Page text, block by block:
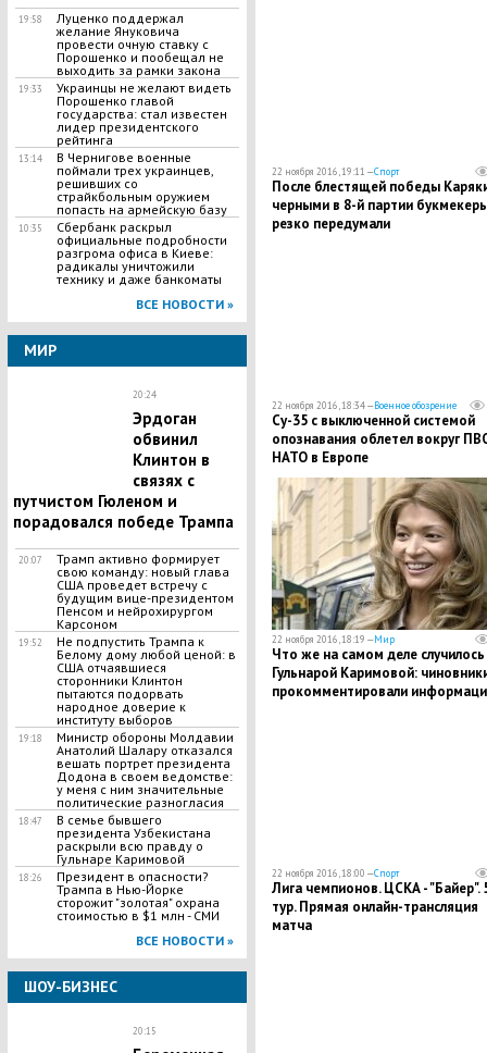
19:58
Луценко поддержал
желание Януковича
провести очную ставку с
Порошенко и пообещал не
выходить за рамки закона
19:33
Украинцы не желают видеть
Порошенко главой
государства: стал известен
лидер президентского
рейтинга
13:14
В Чернигове военные
поймали трех украинцев,
решивших со
страйкбольным оружием
попасть на армейскую базу
10:35
Сбербанк раскрыл
официальные подробности
разгрома офиса в Киеве:
радикалы уничтожили
технику и даже банкоматы
ВСЕ НОВОСТИ »
МИР
20:24
Эрдоган
обвинил
Клинтон в
связях с
путчистом Гюленом и
порадовался победе Трампа
20:07
Трамп активно формирует
свою команду: новый глава
США проведет встречу с
будущим вице-президентом
Пенсом и нейрохирургом
Карсоном
19:52
Не подпустить Трампа к
Белому дому любой ценой: в
США отчаявшиеся
сторонники Клинтон
пытаются подорвать
народное доверие к
институту выборов
19:18
Министр обороны Молдавии
Анатолий Шалару отказался
вешать портрет президента
Додона в своем ведомстве:
у меня с ним значительные
политические разногласия
18:47
В семье бывшего
президента Узбекистана
раскрыли всю правду о
Гульнаре Каримовой
18:26
Президент в опасности?
Трампа в Нью-Йорке
сторожит "золотая" охрана
стоимостью в $1 млн - СМИ
ВСЕ НОВОСТИ »
ШОУ-БИЗНЕС
20:15
22 ноября 2016, 19:11 —Спорт
После блестящей победы
черными в 8-й партии
резко передумали
22 ноября 2016, 18:34 —Военное обозрение
Су-35 с выключенной системой
опознавания облетел вокруг
НАТО в Европе
22 ноября 2016, 18:19 —Мир
Что же на самом деле случилось
Гульнарой Каримовой:
прокомментировали
22 ноября 2016, 18:00 —Спорт
Лига чемпионов. ЦСКА - "Байер".
тур. Прямая онлайн-трансляция
матча